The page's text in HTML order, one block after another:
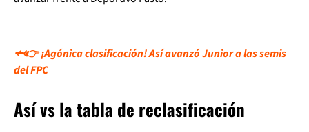
🦈👉 ¡Agónica clasificación! Así avanzó Junior a las semis
del FPC
Así vs la tabla de reclasificación